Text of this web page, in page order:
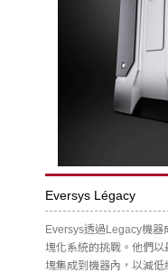
Eversys Légacy
Eversys透過Legacy機器
塊化系統的挑戰。他們
塊集成到機器內，以減低